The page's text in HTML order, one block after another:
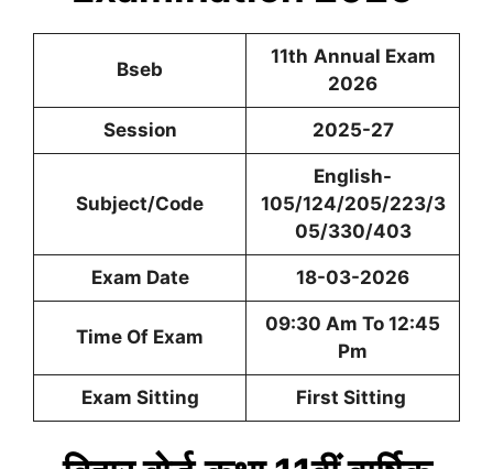
Bseb
11th Annual Exam
2026
Session 2025-27
Subject/Code
English-
105/124/205/223/3
05/330/403
Exam Date 18-03-2026
Time Of Exam
09:30 Am To 12:45
Pm
Exam Sitting First Sitting